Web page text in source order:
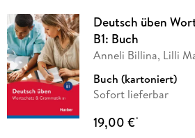
Deutsch üben
B1: Buch
Anneli Billina, Lilli
Buch (kartoniert)
Sofort lieferbar
19,00 €*